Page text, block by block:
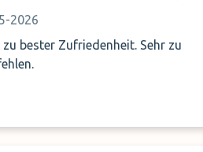
2026
zu bester Zufriedenheit. Sehr zu